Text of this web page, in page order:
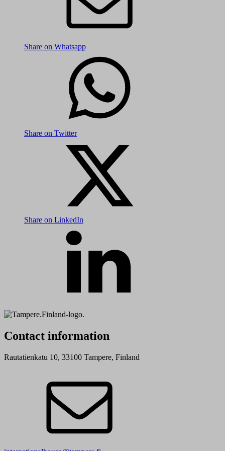
Share on Whatsapp
Share on Twitter
Share on LinkedIn
Contact information
Rautatienkatu 10, 33100 Tampere, Finland